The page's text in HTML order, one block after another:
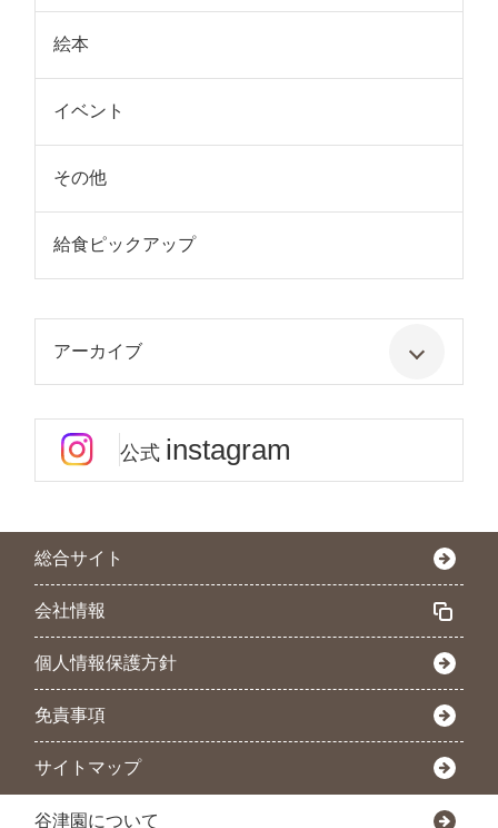
絵本
イベント
その他
給食ピックアップ
アーカイブ
公式 instagram
総合サイト
会社情報
個人情報保護方針
免責事項
サイトマップ
谷津園について